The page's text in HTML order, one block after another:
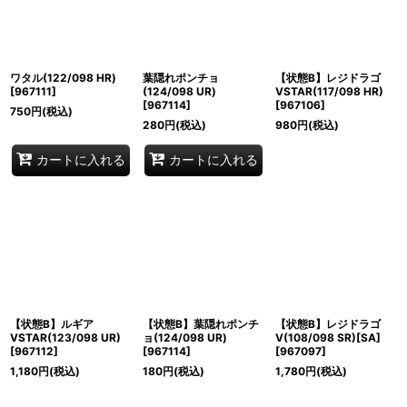
ワタル(122/098 HR)
[967111]
750円(税込)
カートに入れる
葉隠れポンチョ
(124/098 UR)
[967114]
280円(税込)
カートに入れる
【状態B】レジドラゴ
VSTAR(117/098 HR)
[967106]
980円(税込)
【状態B】ルギア
VSTAR(123/098 UR)
[967112]
1,180円(税込)
【状態B】葉隠れポンチ
ョ(124/098 UR)
[967114]
180円(税込)
【状態B】レジドラゴ
V(108/098 SR)[SA]
[967097]
1,780円(税込)